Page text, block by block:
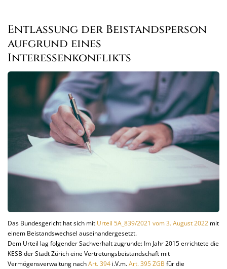
Entlassung der Beistandsperson
aufgrund eines
Interessenkonflikts
Das Bundesgericht hat sich mit Urteil 5A_839/2021 vom 3. August 2022 mit
einem Beistandswechsel auseinandergesetzt.
Dem Urteil lag folgender Sachverhalt zugrunde: Im Jahr 2015 errichtete die
KESB der Stadt Zürich eine Vertretungsbeistandschaft mit
Vermögensverwaltung nachArt. 394 i.V.m.Art. 395 ZGB für die